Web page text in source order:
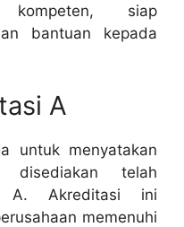
kompeten, siap
bantuan kepada
A
untuk menyatakan
disediakan telah
A. Akreditasi ini
memenuhi